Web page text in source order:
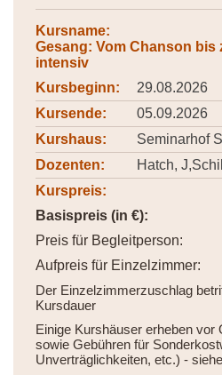
Kursname:
Gesang: Vom Chanson bis
intensiv
Kursbeginn:
29.08.2026
Kursende:
05.09.2026
Kurshaus:
Seminarhof
Dozenten:
Hatch,
Kurspreis:
Basispreis (in €):
Preis für Begleitperson:
Aufpreis für Einzelzimmer:
Der Einzelzimmerzuschlag
Kursdauer
Einige Kurshäuser erheben vor
sowie Gebühren für
Unverträglichkeiten, etc.) -